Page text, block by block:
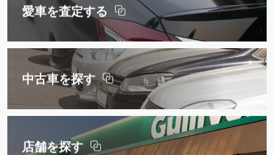
愛車を査定する
中古車を探す
店舗を探す